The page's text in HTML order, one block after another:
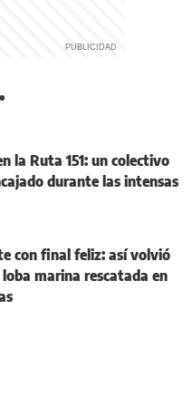
la Ruta 151: un colectivo
durante las intensas
con final feliz: así volvió
marina rescatada en